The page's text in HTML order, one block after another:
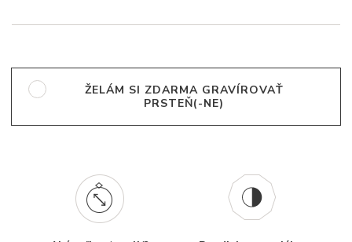
ŽELÁM SI ZDARMA GRAVÍROVAŤ
PRSTEŇ(-NE)